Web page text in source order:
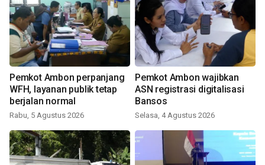
Pemkot Ambon perpanjang
WFH, layanan publik tetap
berjalan normal
Rabu, 5 Agustus 2026
Pemkot Ambon wajibkan
ASN registrasi digitalisasi
Bansos
Selasa, 4 Agustus 2026